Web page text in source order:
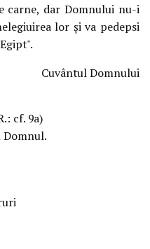
carne, dar Domnului nu-i
lor şi va pedepsi
Cuvântul Domnului
cf. 9a)
Domnul.